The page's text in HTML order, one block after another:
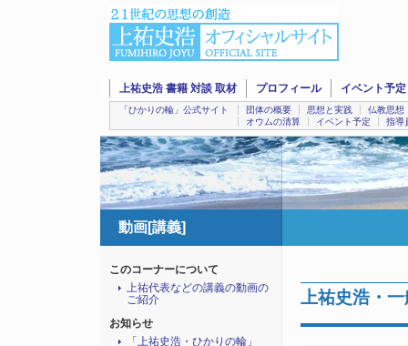
上祐史浩 書籍 対談 取材 プロフィール イベント予定
「ひかりの輪」公式サイト 団体の概要 思想と実践
仏教思想
オウムの清算
イベント予定 指導
動画[講義]
上祐史浩・
このコーナーについて
上祐代表などの講義の動画の
ご紹介
お知らせ
「上祐史浩・ひかりの輪」